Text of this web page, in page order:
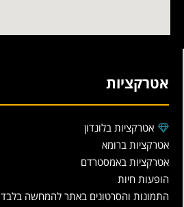
אטרקציות
אטרקציות בלונדון
אטרקציות ברומא
אטרקציות באמסטרדם
הופעות חיות
התמונות והסרטונים באתר להמחשה בלבד